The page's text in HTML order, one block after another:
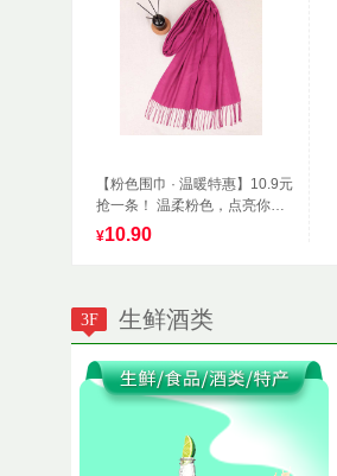
【粉色围巾 · 温暖特惠】10.9元
抢一条！ 温柔粉色，点亮你的
冬日造型
¥10.90
生鲜酒类
3F